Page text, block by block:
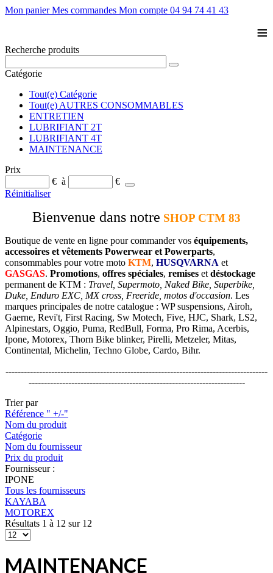
Mon panier Mes commandes Mon compte 04 94 74 41 43
≡
Recherche produits
Catégorie
Tout(e) Catégorie
Tout(e) AUTRES CONSOMMABLES
ENTRETIEN
LUBRIFIANT 2T
LUBRIFIANT 4T
MAINTENANCE
Prix
€ à
€
Réinitialiser
Bienvenue dans notre SHOP CTM 83
Boutique de vente en ligne pour commander vos équipements,
accessoires et vêtements Powerwear et Powerparts,
consommables pour votre moto KTM, HUSQVARNA et
GASGAS. Promotions, offres spéciales, remises et déstockage
permanent de KTM : Travel, Supermoto, Naked Bike, Superbike,
Duke, Enduro EXC, MX cross, Freeride, motos d'occasion. Les
marques principales de notre catalogue : WP suspensions, Airoh,
Gaerne, Revi't, First Racing, Sw Motech, Five, HJC, Shark, LS2,
Alpinestars, Oggio, Puma, RedBull, Forma, Pro Rima, Acerbis,
Ipone, Motorex, Thorn Bike blinker, Pirelli, Metzeler, Mitas,
Continental, Michelin, Techno Globe, Cardo, Bihr.
--------------------------------------------------------------------------------------
-----------------------------------------------------------------------
Trier par
Référence " +/-"
Nom du produit
Catégorie
Nom du fournisseur
Prix du produit
Fournisseur :
IPONE
Tous les fournisseurs
KAYABA
MOTOREX
Résultats 1 à 12 sur 12
MAINTENANCE